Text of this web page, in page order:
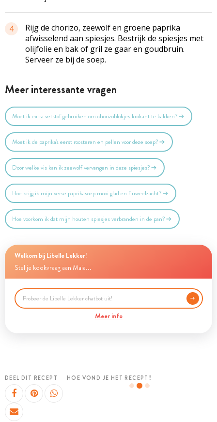
4
Rijg de chorizo, zeewolf en groene paprika
afwisselend aan spiesjes. Bestrijk de spiesjes met
olijfolie en bak of gril ze gaar en goudbruin.
Serveer ze bij de soep.
Meer interessante vragen
Moet ik extra vetstof gebruiken om chorizoblokjes krokant te bakken?
Moet ik de paprika's eerst roosteren en pellen voor deze soep?
Door welke vis kan ik zeewolf vervangen in deze spiesjes?
Hoe krijg ik mijn verse paprikasoep mooi glad en fluweelzacht?
Hoe voorkom ik dat mijn houten spiesjes verbranden in de pan?
Welkom bij Libelle Lekker!
Stel je kookvraag aan Maia...
Meer info
DEEL DIT RECEPT HOE VOND JE HET RECEPT?